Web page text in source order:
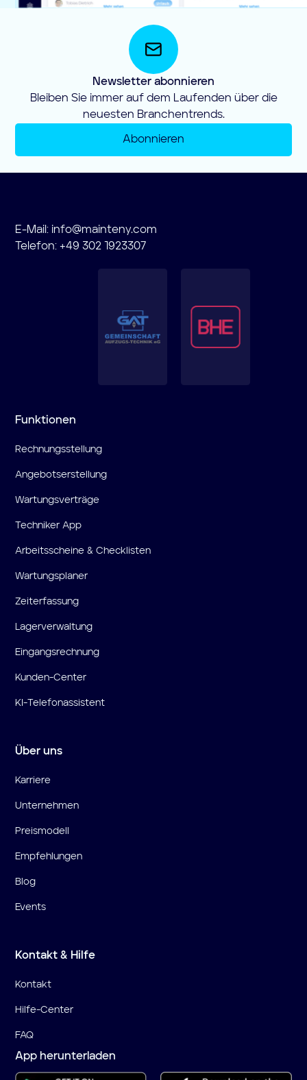
Newsletter abonnieren
Bleiben Sie immer auf dem Laufenden über die
neuesten Branchentrends.
Abonnieren
E-Mail: info@mainteny.com
Telefon: +49 302 1923307
Funktionen
Rechnungsstellung
Angebotserstellung
Wartungsverträge
Techniker App
Arbeitsscheine & Checklisten
Wartungsplaner
Zeiterfassung
Lagerverwaltung
Eingangsrechnung
Kunden-Center
KI-Telefonassistent
Über uns
Karriere
Unternehmen
Preismodell
Empfehlungen
Blog
Events
Kontakt & Hilfe
Kontakt
Hilfe-Center
FAQ
App herunterladen